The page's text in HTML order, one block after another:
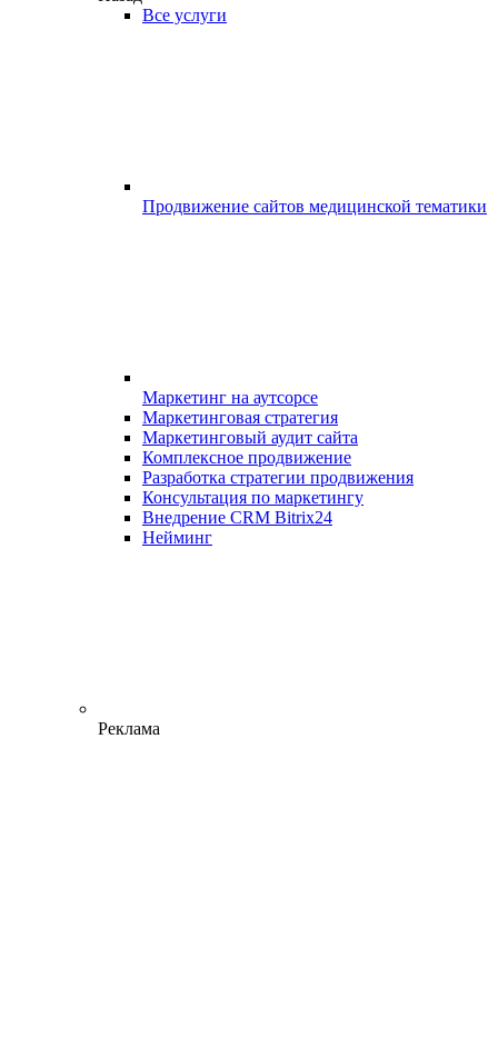
Все услуги
Продвижение сайтов медицинской тематики
Маркетинг на аутсорсе
Маркетинговая стратегия
Маркетинговый аудит сайта
Комплексное продвижение
Разработка стратегии продвижения
Консультация по маркетингу
Внедрение CRM Bitrix24
Нейминг
Реклама